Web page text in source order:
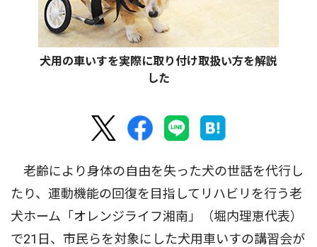
犬用の車いすを実際に取り付け取扱い方を解説
した
老齢により身体の自由を失った犬の世話を代行し
たり、運動機能の回復を目指してリハビリを行う老
犬ホーム「オレンジライフ湘南」（堀内理恵代表）
で21日、市民らを対象にした犬用車いすの講習会が